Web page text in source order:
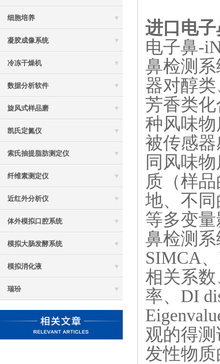
细胞培养
凝胶成像系统
冷冻干燥机
数据分析软件
旋风式样品磨
凯氏定氮仪
索氏抽提脂肪测定仪
纤维素测定仪
近红外分析仪
体外模拟口腔系统
模拟大肠发酵系统
模拟消化液
瑞玢
进口电
电子鼻-
鼻检测
器对醇
芳香类
种风味
被传感
同风味
质（样
地、不
等多变
鼻检测
SIMCA
相关系
率、DI
观的得
发性物